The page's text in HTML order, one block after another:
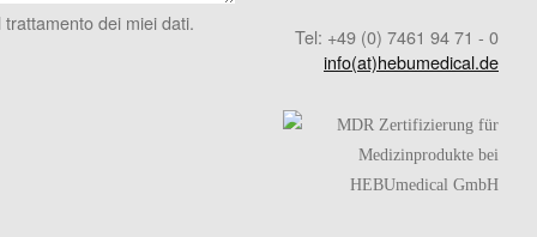
dei miei dati.
Tel: +49 (0) 7461 94 71 - 0
info(at)hebumedical.de